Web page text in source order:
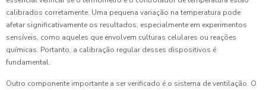
calibrados corretamente. Uma pequena variação na temperatura pode
afetar significativamente os resultados, especialmente em experimentos
sensíveis, como aqueles que envolvem culturas celulares ou reações
químicas. Portanto, a calibração regular desses dispositivos é
fundamental.
Outro componente importante a ser verificado é o sistema de ventilação. O